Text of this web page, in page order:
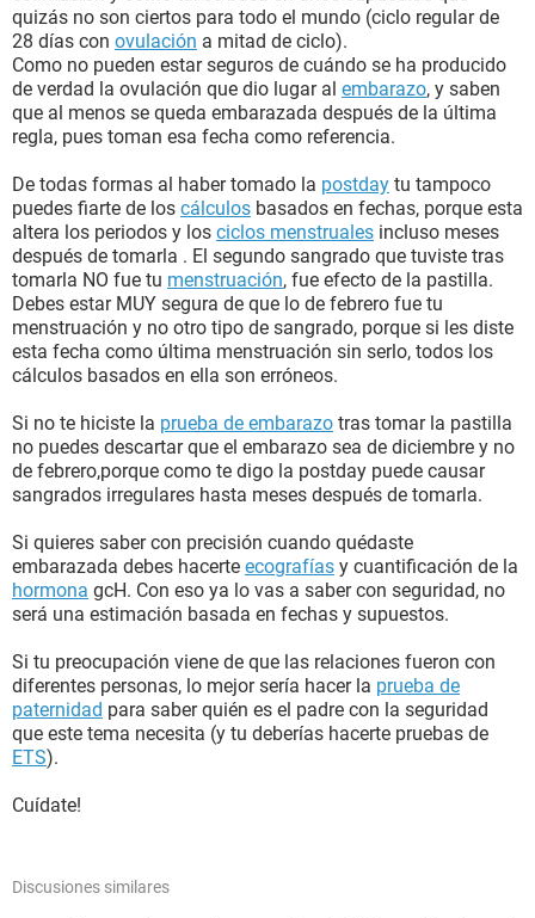
quizás no son ciertos para todo el mundo (ciclo regular de
28 días con ovulación a mitad de ciclo).
Como no pueden estar seguros de cuándo se ha producido
de verdad la ovulación que dio lugar al embarazo, y saben
que al menos se queda embarazada después de la última
regla, pues toman esa fecha como referencia.
De todas formas al haber tomado la postday tu tampoco
puedes fiarte de los cálculos basados en fechas, porque esta
altera los periodos y los ciclos menstruales incluso meses
después de tomarla . El segundo sangrado que tuviste tras
tomarla NO fue tu menstruación, fue efecto de la pastilla.
Debes estar MUY segura de que lo de febrero fue tu
menstruación y no otro tipo de sangrado, porque si les diste
esta fecha como última menstruación sin serlo, todos los
cálculos basados en ella son erróneos.
Si no te hiciste la prueba de embarazo tras tomar la pastilla
no puedes descartar que el embarazo sea de diciembre y no
de febrero,porque como te digo la postday puede causar
sangrados irregulares hasta meses después de tomarla.
Si quieres saber con precisión cuando quédaste
embarazada debes hacerte ecografías y cuantificación de la
hormona gcH. Con eso ya lo vas a saber con seguridad, no
será una estimación basada en fechas y supuestos.
Si tu preocupación viene de que las relaciones fueron con
diferentes personas, lo mejor sería hacer la prueba de
paternidad para saber quién es el padre con la seguridad
que este tema necesita (y tu deberías hacerte pruebas de
ETS).
Cuídate!
Discusiones similares